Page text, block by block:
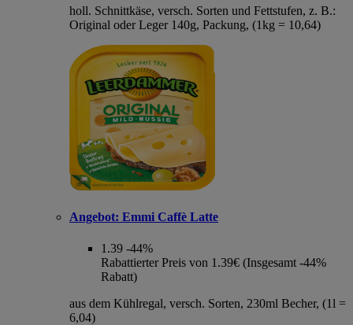
holl. Schnittkäse, versch. Sorten und Fettstufen, z. B.:
Original oder Leger 140g, Packung, (1kg = 10,64)
Angebot: Emmi Caffè Latte
1.39 -44%
Rabattierter Preis von 1.39€ (Insgesamt -44%
Rabatt)
aus dem Kühlregal, versch. Sorten, 230ml Becher, (1l =
6,04)